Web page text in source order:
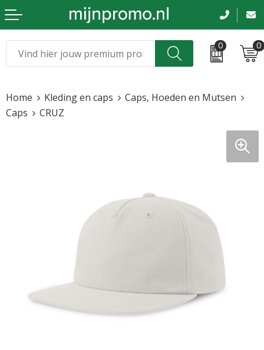
0 0
Kleding & caps
Beurs en evenementen
Bloemen en planten
Sinterklaas
Home Kleding en caps
Caps, Hoeden en Mutsen
Caps
CRUZ